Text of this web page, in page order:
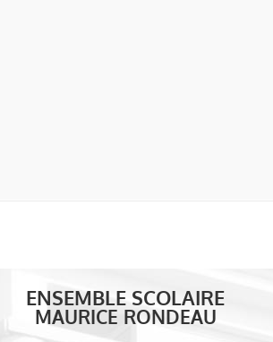
ENSEMBLE SCOLAIRE
MAURICE RONDEAU